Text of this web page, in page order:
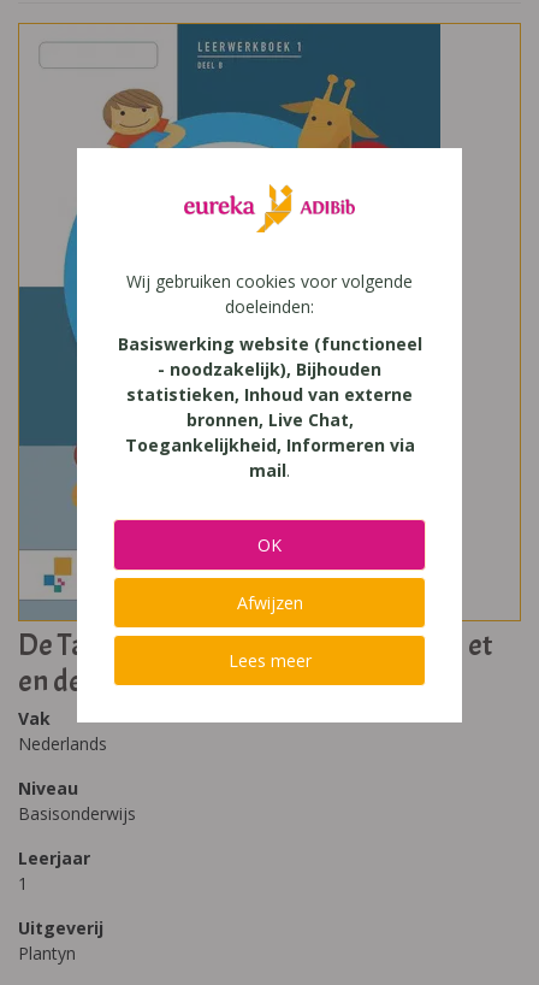
De Taalbende Leerwerkboek 1 Deel B et
en de letterfabriek
Vak
Nederlands
Niveau
Basisonderwijs
Leerjaar
1
Uitgeverij
Plantyn
Wij gebruiken cookies voor volgende
doeleinden:
Basiswerking website (functioneel
- noodzakelijk), Bijhouden
statistieken, Inhoud van externe
bronnen, Live Chat,
Toegankelijkheid, Informeren via
mail.
OK
Afwijzen
Lees meer